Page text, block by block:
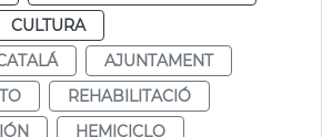
CULTURA
AJUNTAMENT
REHABILITACIÓ
HEMICICLO